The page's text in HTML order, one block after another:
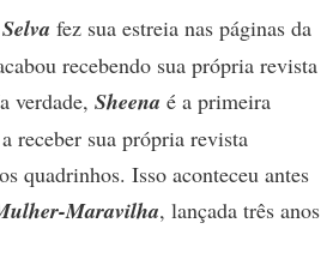
fez sua estreia nas páginas da
recebendo sua própria revista
verdade, Sheena é a primeira
receber sua própria revista
quadrinhos. Isso aconteceu antes
Maravilha, lançada três anos